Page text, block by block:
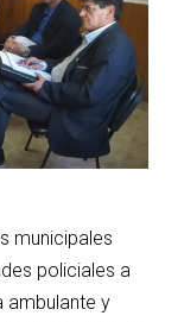
municipales
policiales a
ambulante y